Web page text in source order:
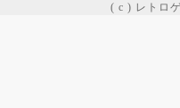
( c ) レトロ